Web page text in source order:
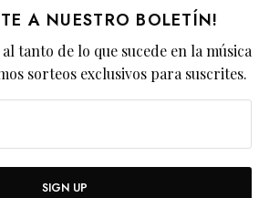
A NUESTRO BOLETÍN!
tanto de lo que sucede en la música
sorteos exclusivos para suscrites.
SIGN UP